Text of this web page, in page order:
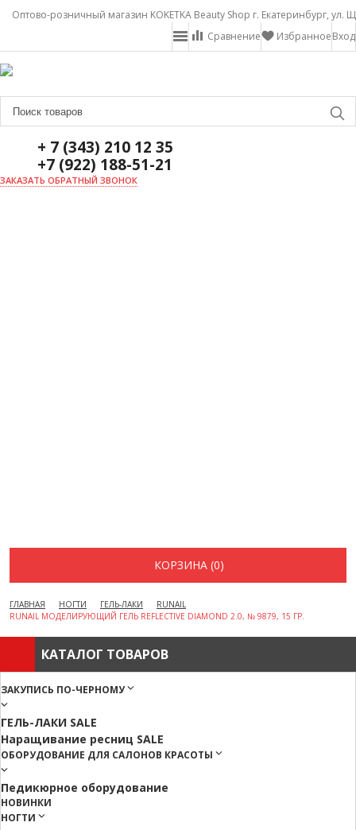
Оптово-розничный магазин KOKETKA Beauty Shop г. Екатеринбург, ул.
Вход
Избранное
Сравнение
+ 7 (343) 210 12 35
+7 (922) 188-51-21
ЗАКАЗАТЬ ОБРАТНЫЙ ЗВОНОК
КОРЗИНА (0)
ГЛАВНАЯ НОГТИ ГЕЛЬ-ЛАКИ
RUNAIL
RUNAIL МОДЕЛИРУЮЩИЙ ГЕЛЬ REFLECTIVE DIAMOND 2.0, № 9879, 15 ГР.
КАТАЛОГ ТОВАРОВ
ЗАКУПИСЬ ПО-ЧЕРНОМУ
ГЕЛЬ-ЛАКИ SALE
Наращивание ресниц SALE
ОБОРУДОВАНИЕ ДЛЯ САЛОНОВ КРАСОТЫ
Педикюрное оборудование
НОВИНКИ
НОГТИ